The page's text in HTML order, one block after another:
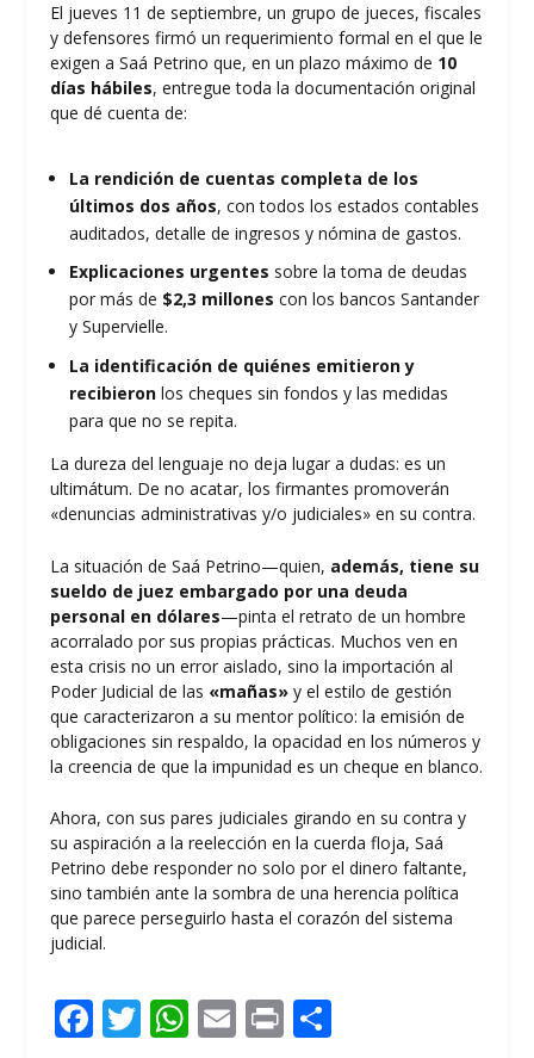
El jueves 11 de septiembre, un grupo de jueces, fiscales
y defensores firmó un requerimiento formal en el que le
exigen a Saá Petrino que, en un plazo máximo de 10
días hábiles, entregue toda la documentación original
que dé cuenta de:
La rendición de cuentas completa de los
últimos dos años, con todos los estados contables
auditados, detalle de ingresos y nómina de gastos.
Explicaciones urgentes sobre la toma de deudas
por más de $2,3 millones con los bancos Santander
y Supervielle.
La identificación de quiénes emitieron y
recibieron los cheques sin fondos y las medidas
para que no se repita.
La dureza del lenguaje no deja lugar a dudas: es un
ultimátum. De no acatar, los firmantes promoverán
«denuncias administrativas y/o judiciales» en su contra.
La situación de Saá Petrino—quien, además, tiene su
sueldo de juez embargado por una deuda
personal en dólares—pinta el retrato de un hombre
acorralado por sus propias prácticas. Muchos ven en
esta crisis no un error aislado, sino la importación al
Poder Judicial de las «mañas» y el estilo de gestión
que caracterizaron a su mentor político: la emisión de
obligaciones sin respaldo, la opacidad en los números y
la creencia de que la impunidad es un cheque en blanco.
Ahora, con sus pares judiciales girando en su contra y
su aspiración a la reelección en la cuerda floja, Saá
Petrino debe responder no solo por el dinero faltante,
sino también ante la sombra de una herencia política
que parece perseguirlo hasta el corazón del sistema
judicial.
F T W E Pr